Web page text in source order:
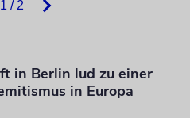
1 / 2
in Berlin lud zu einer
in Europa